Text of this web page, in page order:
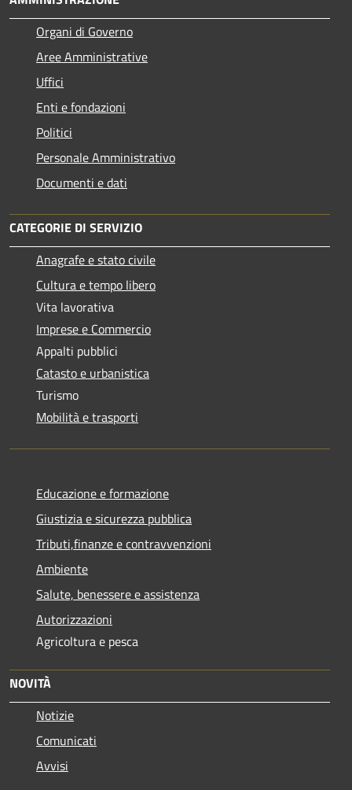
Organi di Governo
Aree Amministrative
Uffici
Enti e fondazioni
Politici
Personale Amministrativo
Documenti e dati
CATEGORIE DI SERVIZIO
Anagrafe e stato civile
Cultura e tempo libero
Vita lavorativa
Imprese e Commercio
Appalti pubblici
Catasto e urbanistica
Turismo
Mobilità e trasporti
Educazione e formazione
Giustizia e sicurezza pubblica
Tributi,finanze e contravvenzioni
Ambiente
Salute, benessere e assistenza
Autorizzazioni
Agricoltura e pesca
NOVITÀ
Notizie
Comunicati
Avvisi